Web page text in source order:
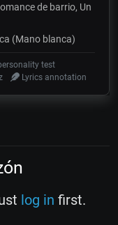
de barrio, Un
(Mano blanca)
test
Lyrics annotation
log in first.